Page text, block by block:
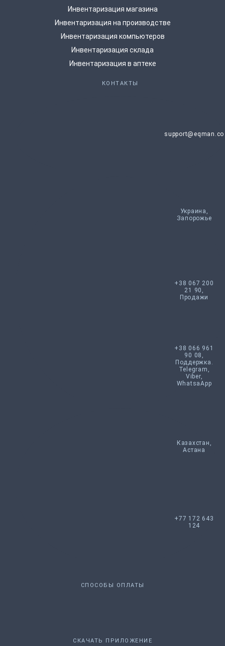
Инвентаризация магазина
Инвентаризация на производстве
Инвентаризация компьютеров
Инвентаризация склада
Инвентаризация в аптеке
КОНТАКТЫ
support@eqman.co
Украина,
Запорожье
+38 067 200
21 90,
Продажи
+38 066 961
90 08,
Поддержка.
Telegram,
Viber,
WhatsaApp
Казахстан,
Астана
+77 172 643
124
СПОСОБЫ ОПЛАТЫ
СКАЧАТЬ ПРИЛОЖЕНИЕ